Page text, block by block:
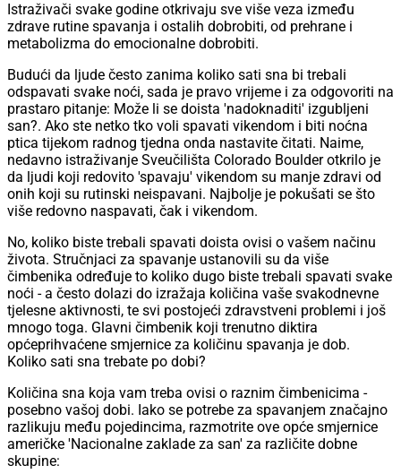
Istraživači svake godine otkrivaju sve više veza između
zdrave rutine spavanja i ostalih dobrobiti, od prehrane i
metabolizma do emocionalne dobrobiti.
Budući da ljude često zanima koliko sati sna bi trebali
odspavati svake noći, sada je pravo vrijeme i za odgovoriti na
prastaro pitanje: Može li se doista 'nadoknaditi' izgubljeni
san?. Ako ste netko tko voli spavati vikendom i biti noćna
ptica tijekom radnog tjedna onda nastavite čitati. Naime,
nedavno istraživanje Sveučilišta Colorado Boulder otkrilo je
da ljudi koji redovito 'spavaju' vikendom su manje zdravi od
onih koji su rutinski neispavani. Najbolje je pokušati se što
više redovno naspavati, čak i vikendom.
No, koliko biste trebali spavati doista ovisi o vašem načinu
života. Stručnjaci za spavanje ustanovili su da više
čimbenika određuje to koliko dugo biste trebali spavati svake
noći - a često dolazi do izražaja količina vaše svakodnevne
tjelesne aktivnosti, te svi postojeći zdravstveni problemi i još
mnogo toga. Glavni čimbenik koji trenutno diktira
općeprihvaćene smjernice za količinu spavanja je dob.
Koliko sati sna trebate po dobi?
Količina sna koja vam treba ovisi o raznim čimbenicima -
posebno vašoj dobi. Iako se potrebe za spavanjem značajno
razlikuju među pojedincima, razmotrite ove opće smjernice
američke 'Nacionalne zaklade za san' za različite dobne
skupine: